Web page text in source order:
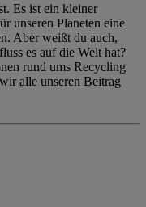
Es ist ein kleiner
unseren Planeten eine
Aber weißt du auch,
es auf die Welt hat?
rund ums Recycling
alle unseren Beitrag